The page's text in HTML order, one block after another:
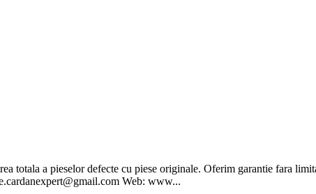
totala a pieselor defecte cu piese originale. Oferim garantie fara
Web: www...